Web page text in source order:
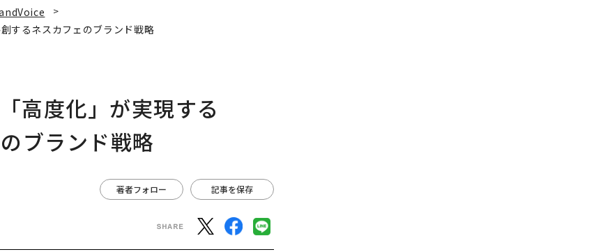
するネスカフェのブランド戦略
高度化」が実現する
ブランド戦略
著者フォロー 記事を保存